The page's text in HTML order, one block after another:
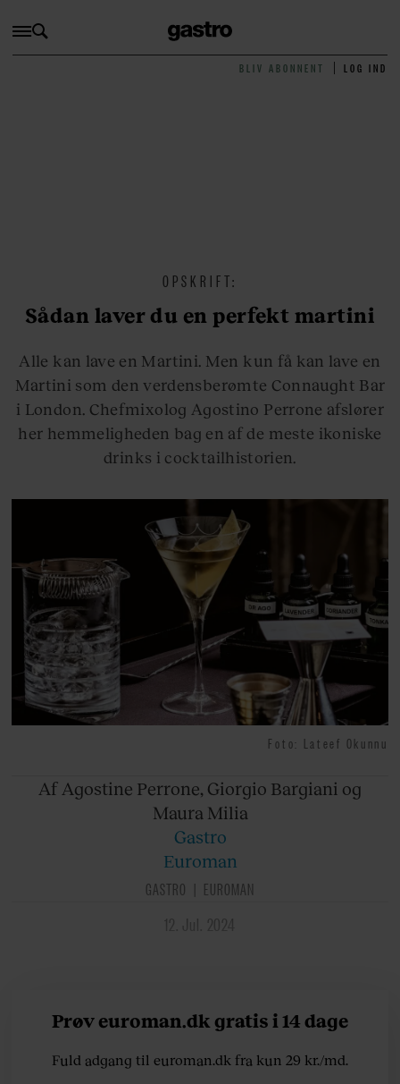
BLIV ABONNENT LOG IND
OPSKRIFT:
Sådan laver du en perfekt martini
Alle kan lave en Martini. Men kun få kan lave en
Martini som den verdensberømte Connaught Bar
i London. Chefmixolog Agostino Perrone afslører
her hemmeligheden bag en af de meste ikoniske
drinks i cocktailhistorien.
Foto: Lateef Okunnu
Af Agostine Perrone, Giorgio Bargiani og
Maura Milia
Gastro
Euroman
GASTRO
EUROMAN
12. Jul. 2024
Prøv euroman.dk gratis i 14 dage
Fuld adgang til euroman.dk fra kun 29 kr./md.